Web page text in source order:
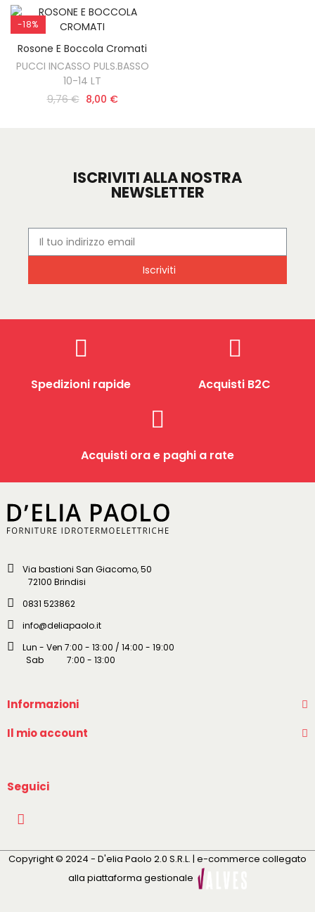
-18%
AGGIUNGI AL CARRELLO
Rosone E Boccola Cromati
PUCCI INCASSO PULS.BASSO
10-14 LT
9,76 € 8,00 €
ISCRIVITI ALLA NOSTRA
NEWSLETTER
Iscriviti
Spedizioni rapide Acquisti B2C
Acquisti ora e paghi a rate
Via bastioni San Giacomo, 50
72100 Brindisi
0831 523862
info@deliapaolo.it
Lun - Ven 7:00 - 13:00 / 14:00 - 19:00
Sab 7:00 - 13:00
Informazioni
Il mio account
Seguici
Copyright © 2024 - D'elia Paolo 2.0 S.R.L. | e-commerce collegato
alla piattaforma gestionale